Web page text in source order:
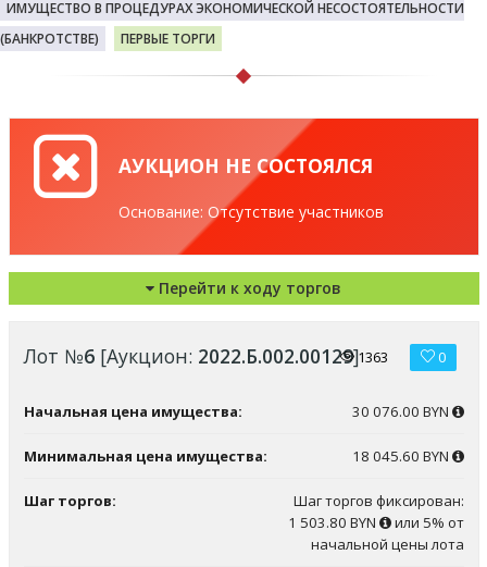
ИМУЩЕСТВО В ПРОЦЕДУРАХ ЭКОНОМИЧЕСКОЙ НЕСОСТОЯТЕЛЬНОСТИ
(БАНКРОТСТВЕ)
ПЕРВЫЕ ТОРГИ
АУКЦИОН НЕ СОСТОЯЛСЯ
Основание: Отсутствие участников
Перейти к ходу торгов
Лот №6[Аукцион: 2022.Б.002.00129]1363 0
Начальная цена имущества: 30 076.00 BYN
Минимальная цена имущества: 18 045.60 BYN
Шаг торгов:
Шаг торгов фиксирован:
1 503.80 BYN
или 5% от
начальной цены лота